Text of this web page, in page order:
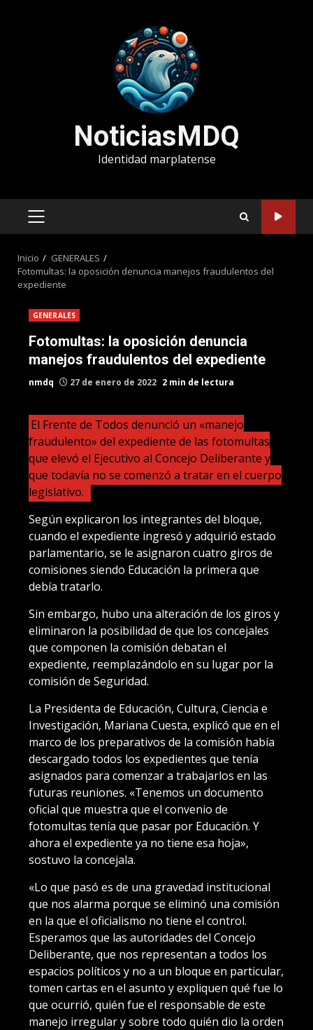
NoticiasMDQ
Identidad marplatense
MENÚ
Inicio
GENERALES
Fotomultas: la oposición denuncia manejos fraudulentos del
expediente
GENERALES
Fotomultas: la oposición denuncia
manejos fraudulentos del expediente
nmdq 27 de enero de 2022 2 min de lectura
El Frente de Todos denunció un «manejo
fraudulento» del expediente de las fotomultas
que elevó el Ejecutivo al Concejo Deliberante y
que todavía no se comenzó a tratar en el cuerpo
legislativo.
Según explicaron los integrantes del bloque,
cuando el expediente ingresó y adquirió estado
parlamentario, se le asignaron cuatro giros de
comisiones siendo Educación la primera que
debía tratarlo.
Sin embargo, hubo una alteración de los giros y
eliminaron la posibilidad de que los concejales
que componen la comisión debatan el
expediente, reemplazándolo en su lugar por la
comisión de Seguridad.
La Presidenta de Educación, Cultura, Ciencia e
Investigación, Mariana Cuesta, explicó que en el
marco de los preparativos de la comisión había
descargado todos los expedientes que tenía
asignados para comenzar a trabajarlos en las
futuras reuniones. «Tenemos un documento
oficial que muestra que el convenio de
fotomultas tenía que pasar por Educación. Y
ahora el expediente ya no tiene esa hoja»,
sostuvo la concejala.
«Lo que pasó es de una gravedad institucional
que nos alarma porque se eliminó una comisión
en la que el oficialismo no tiene el control.
Esperamos que las autoridades del Concejo
Deliberante, que nos representan a todos los
espacios políticos y no a un bloque en particular,
tomen cartas en el asunto y expliquen qué fue lo
que ocurrió, quién fue el responsable de este
manejo irregular y sobre todo quién dio la orden